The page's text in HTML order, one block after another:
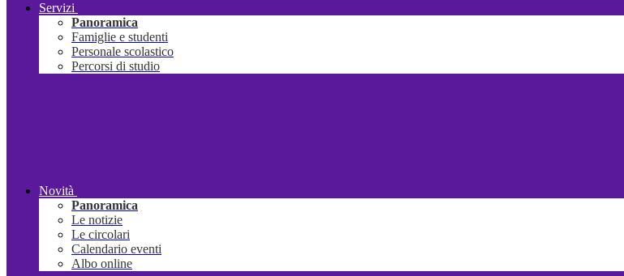
Servizi
Panoramica
Famiglie e studenti
Personale scolastico
Percorsi di studio
Novità
Panoramica
Le notizie
Le circolari
Calendario eventi
Albo online